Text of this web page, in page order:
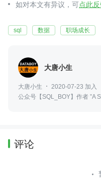
如对本文有异议，可点此
sql 数据 职场成长
大唐小生
大唐小生
2020-07-23 加入
评论